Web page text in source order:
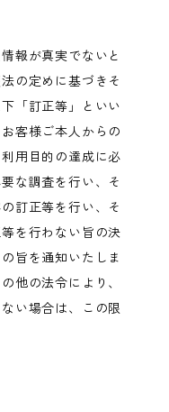
報が真実でないと
の定めに基づきそ
「訂正等」といい
客様ご本人からの
用目的の達成に必
な調査を行い、そ
訂正等を行い、そ
を行わない旨の決
旨を通知いたしま
他の法令により、
い場合は、この限